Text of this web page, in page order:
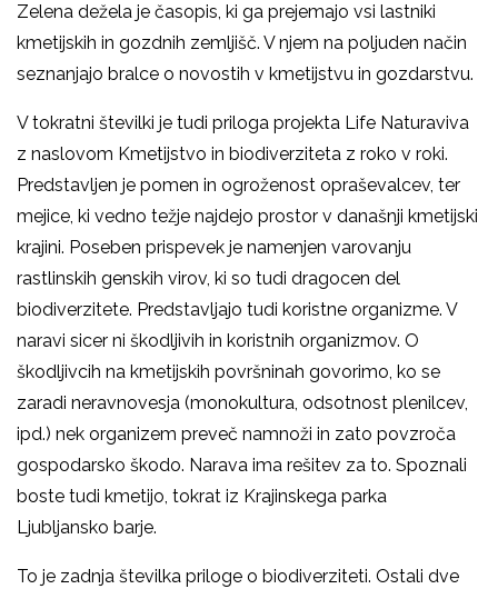
Zelena dežela je časopis, ki ga prejemajo vsi lastniki
kmetijskih in gozdnih zemljišč. V njem na poljuden način
seznanjajo bralce o novostih v kmetijstvu in gozdarstvu.
V tokratni številki je tudi priloga projekta Life Naturaviva
z naslovom Kmetijstvo in biodiverziteta z roko v roki.
Predstavljen je pomen in ogroženost opraševalcev, ter
mejice, ki vedno težje najdejo prostor v današnji kmetijski
krajini. Poseben prispevek je namenjen varovanju
rastlinskih genskih virov, ki so tudi dragocen del
biodiverzitete. Predstavljajo tudi koristne organizme. V
naravi sicer ni škodljivih in koristnih organizmov. O
škodljivcih na kmetijskih površninah govorimo, ko se
zaradi neravnovesja (monokultura, odsotnost plenilcev,
ipd.) nek organizem preveč namnoži in zato povzroča
gospodarsko škodo. Narava ima rešitev za to. Spoznali
boste tudi kmetijo, tokrat iz Krajinskega parka
Ljubljansko barje.
To je zadnja številka priloge o biodiverziteti. Ostali dve